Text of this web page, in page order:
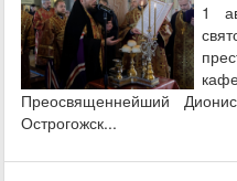
1
Преосвященнейший
Острогожск...